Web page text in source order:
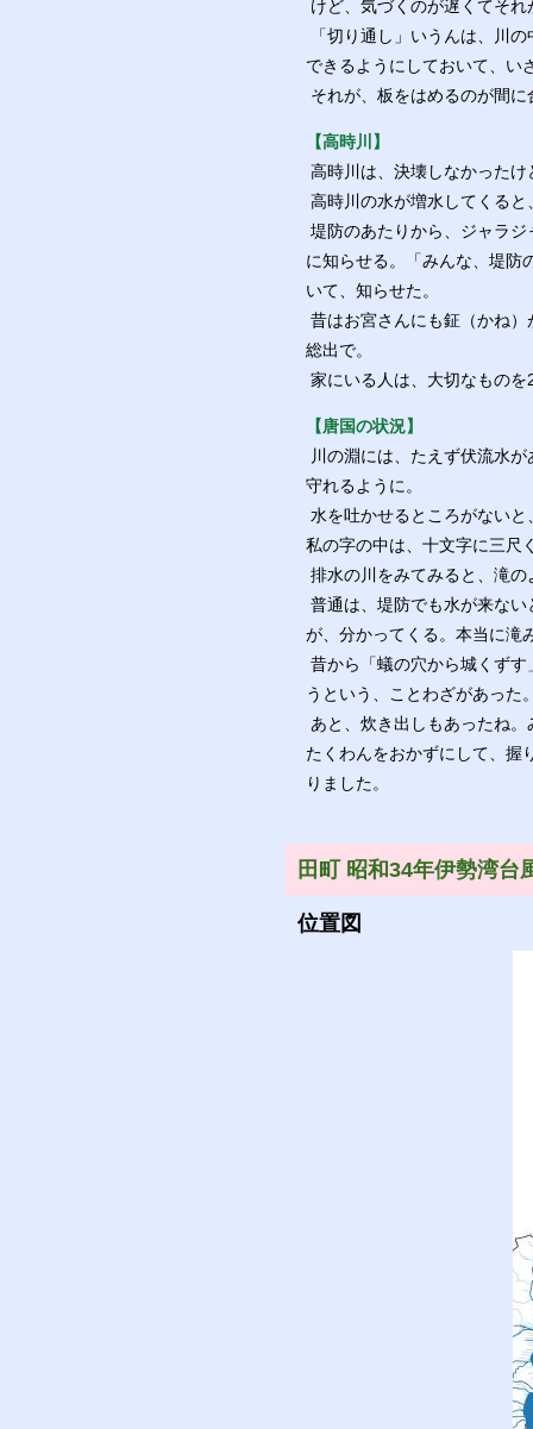
けど、気づくのが遅くてそ
「切り通し」いうんは、川
できるようにしておいて、い
それが、板をはめるのが間に
【高時川】
高時川は、決壊しなかった
高時川の水が増水してくる
堤防のあたりから、ジャラ
に知らせる。「みんな、堤防
いて、知らせた。
昔はお宮さんにも鉦（かね
総出で。
家にいる人は、大切なもの
【唐国の状況】
川の淵には、たえず伏流水
守れるように。
水を吐かせるところがない
私の字の中は、十文字に三尺
排水の川をみてみると、滝
普通は、堤防でも水が来な
が、分かってくる。本当に滝
昔から「蟻の穴から城くず
うという、ことわざがあった
あと、炊き出しもあったね
たくわんをおかずにして、握
りました。
田町 昭和34年伊勢湾台
位置図